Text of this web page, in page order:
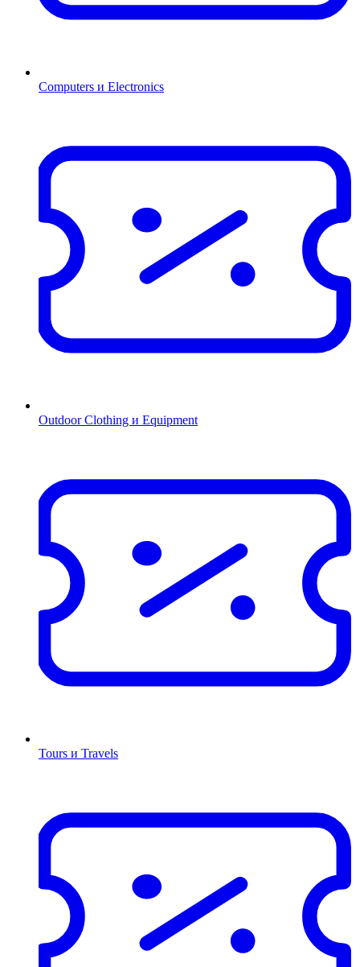
Computers и Electronics
Outdoor Clothing и Equipment
Tours и Travels